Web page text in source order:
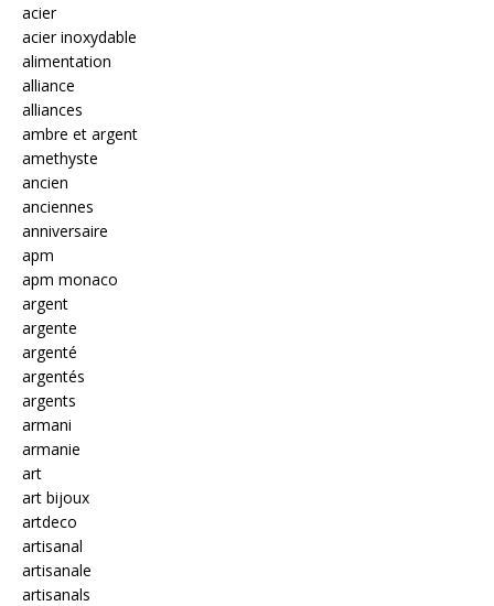
acier
acier inoxydable
alimentation
alliance
alliances
ambre et argent
amethyste
ancien
anciennes
anniversaire
apm
apm monaco
argent
argente
argenté
argentés
argents
armani
armanie
art
art bijoux
artdeco
artisanal
artisanale
artisanals